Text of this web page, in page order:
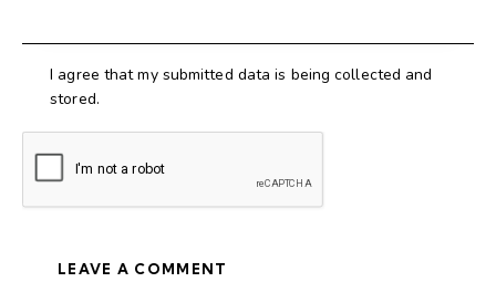
I agree that my submitted data is being collected and
stored.